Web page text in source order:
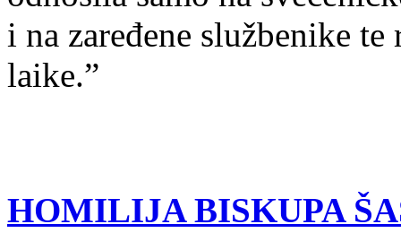
i na zaređene službenike
laike.”
HOMILIJA BISKUPA